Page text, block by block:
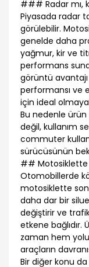
### Radar mı,
Piyasada radar
görülebilir.
genelde daha
yağmur, kir ve
performans
görüntü
performansı ve
için ideal
Bu nedenle
değil, kullanım
commuter
sürücüsünün
## Motosiklette
Otomobillerde
motosiklette
daha dar bir
değiştirir ve
etkene
zaman hem
araçların
Bir diğer konu